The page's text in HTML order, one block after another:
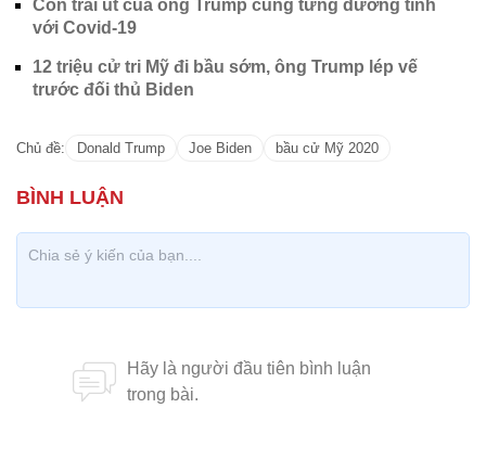
Con trai út của ông Trump cũng từng dương tính
với Covid-19
12 triệu cử tri Mỹ đi bầu sớm, ông Trump lép vế
trước đối thủ Biden
Chủ đề: Donald Trump Joe Biden bầu cử Mỹ 2020